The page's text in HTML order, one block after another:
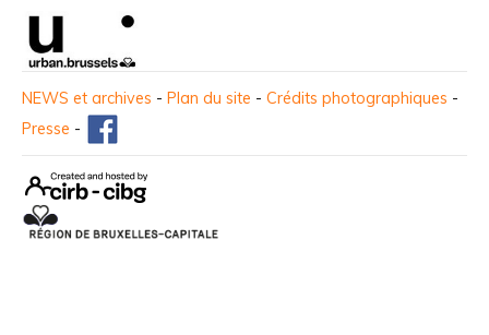
NEWS et archives - Plan du site - Crédits photographiques -
Presse -